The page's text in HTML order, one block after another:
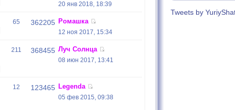
20 янв 2018, 18:39
65 362205 Ромашка
12 ноя 2017, 15:34
211 368455 Луч Солнца
08 июн 2017, 13:41
12 123465 Legenda
05 фев 2015, 09:38
Tweets by